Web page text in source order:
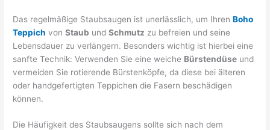
Das regelmäßige Staubsaugen ist unerlässlich, um IhrenBoho
Teppich vonStaub undSchmutz zu befreien und seine
Lebensdauer zu verlängern. Besonders wichtig ist hierbei eine
sanfte Technik: Verwenden Sie eine weiche Bürstendüse und
vermeiden Sie rotierende Bürstenköpfe, da diese bei älteren
oder handgefertigten Teppichen die Fasern beschädigen
können.
Die Häufigkeit des Staubsaugens sollte sich nach dem